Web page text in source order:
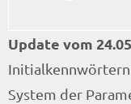
Update vom
Initialkennwörtern
System der